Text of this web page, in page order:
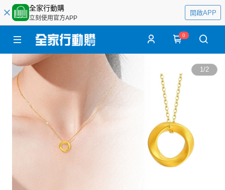
全家行動購
立刻使用官方APP
開啟APP
0
1/2